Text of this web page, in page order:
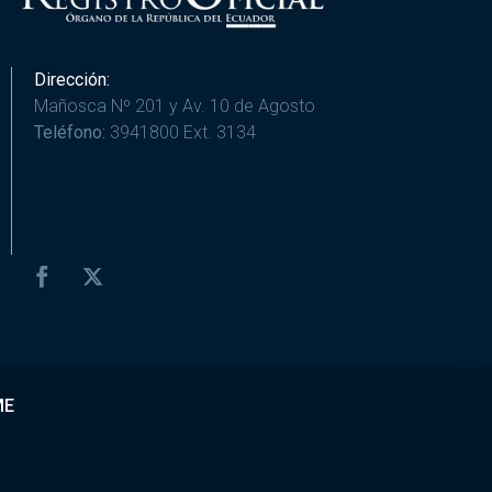
Dirección:
Mañosca Nº 201 y Av. 10 de Agosto
Teléfono: 3941800 Ext. 3134